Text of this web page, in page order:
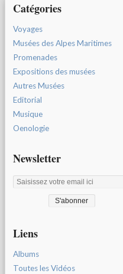
Catégories
Voyages
Musées des Alpes Maritimes
Promenades
Expositions des musées
Autres Musées
Editorial
Musique
Oenologie
Newsletter
Liens
Albums
Toutes les Vidéos